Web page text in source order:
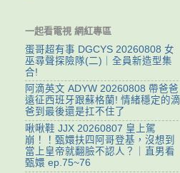
一起看電視 網紅專區
蛋哥超有事 DGCYS 20260808 女
巫尋聲探險隊(二)｜全員新造型集
合!
阿滴英文 ADYW 20260808 帶爸爸
遠征西班牙跟蘇格蘭! 情緒穩定的滴
爸到最後還是扛不住了
啾啾鞋 JJX 20260807 皇上駕
崩！！甄嬛扶四阿哥登基，沒想到
當上皇帝就翻臉不認人？｜直男看
甄嬛 ep.75~76